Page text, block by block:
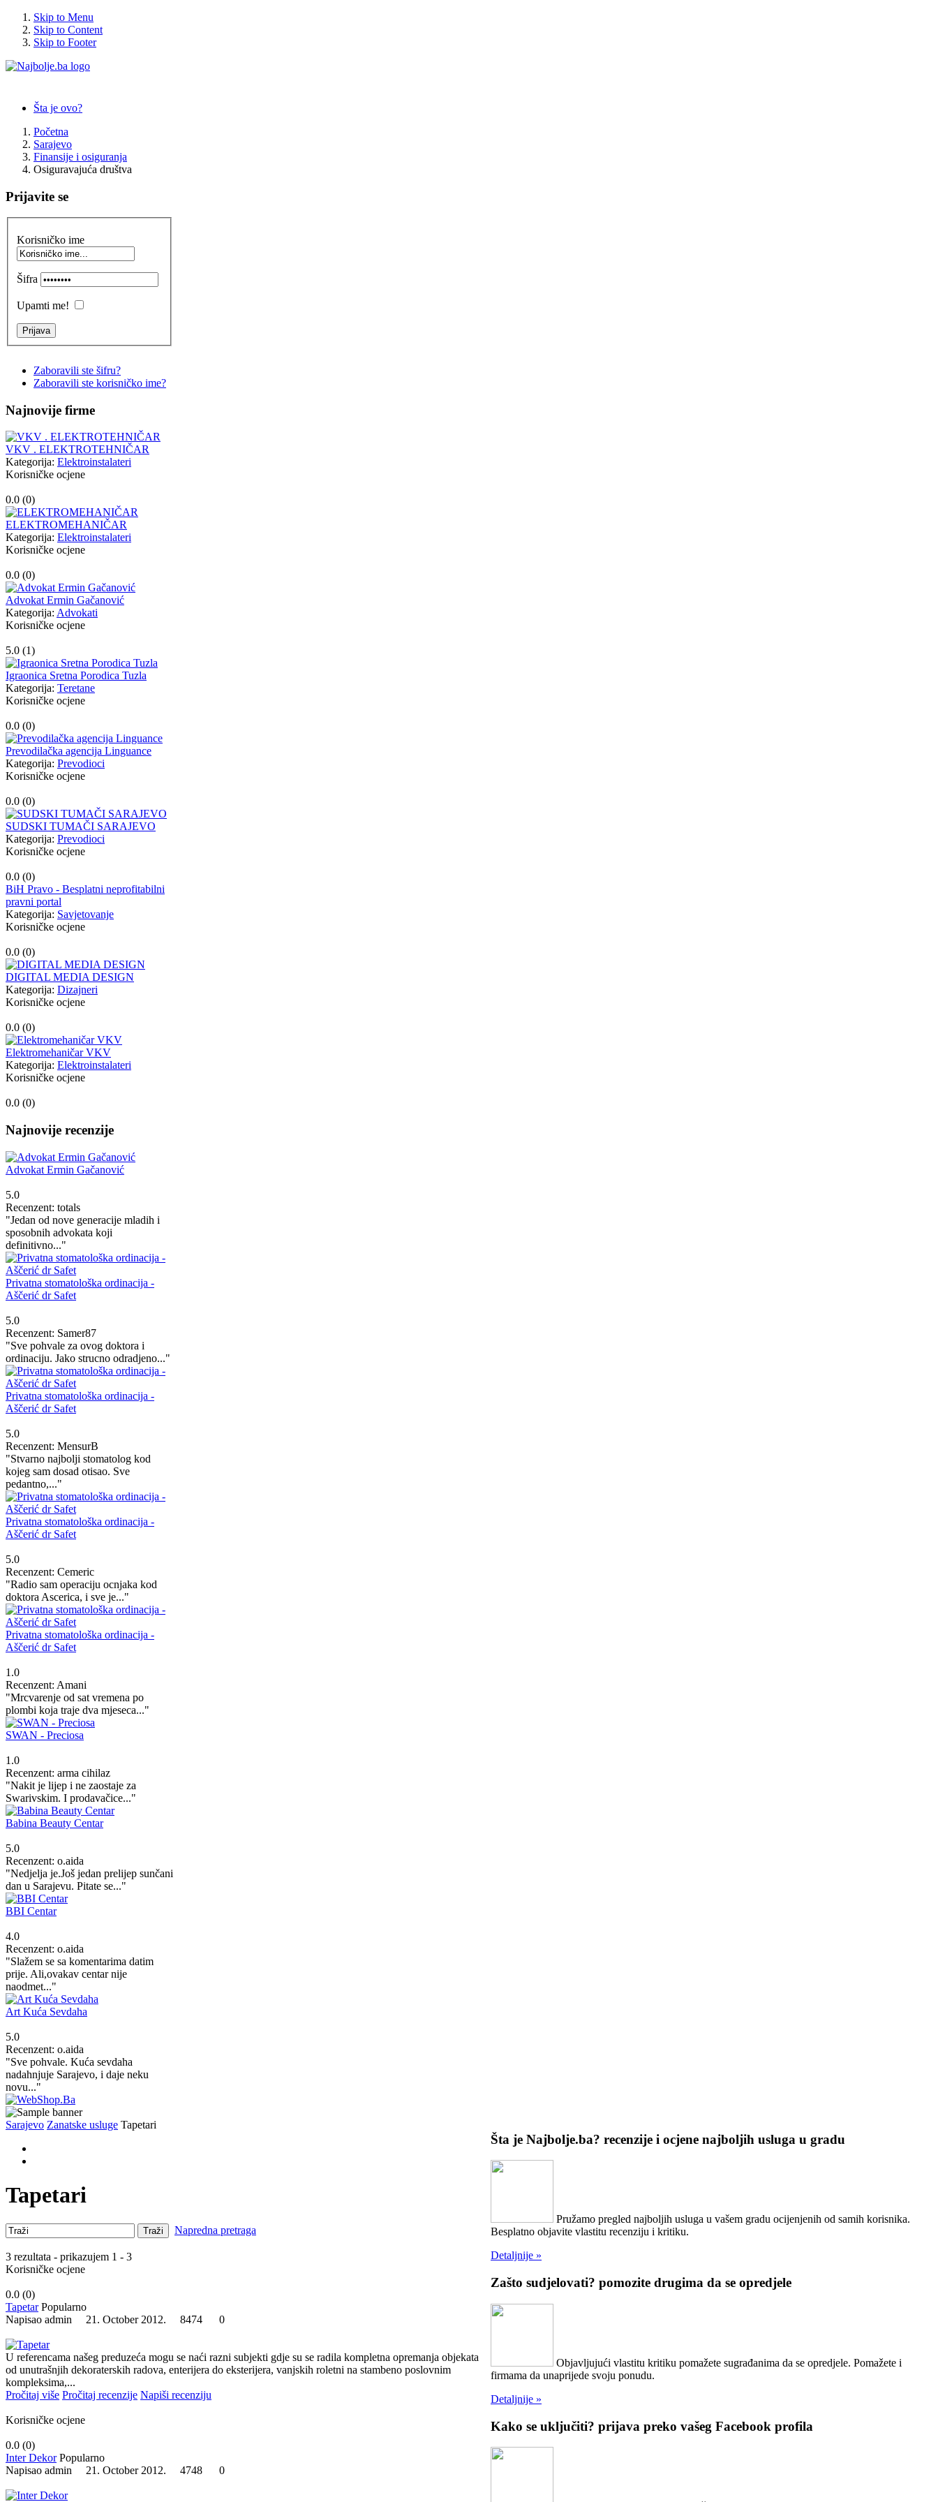
Skip to Menu
Skip to Content
Skip to Footer
Šta je ovo?
Početna
Sarajevo
Finansije i osiguranja
Osiguravajuća društva
Prijavite se
Korisničko ime
Šifra
Upamti me!
Zaboravili ste šifru?
Zaboravili ste korisničko ime?
Najnovije firme
VKV . ELEKTROTEHNIČAR
Kategorija: Elektroinstalateri
Korisničke ocjene
0.0 (0)
ELEKTROMEHANIČAR
Kategorija: Elektroinstalateri
Korisničke ocjene
0.0 (0)
Advokat Ermin Gačanović
Kategorija: Advokati
Korisničke ocjene
5.0 (1)
Igraonica Sretna Porodica Tuzla
Kategorija: Teretane
Korisničke ocjene
0.0 (0)
Prevodilačka agencija Linguance
Kategorija: Prevodioci
Korisničke ocjene
0.0 (0)
SUDSKI TUMAČI SARAJEVO
Kategorija: Prevodioci
Korisničke ocjene
0.0 (0)
BiH Pravo - Besplatni neprofitabilni
pravni portal
Kategorija: Savjetovanje
Korisničke ocjene
0.0 (0)
DIGITAL MEDIA DESIGN
Kategorija: Dizajneri
Korisničke ocjene
0.0 (0)
Elektromehaničar VKV
Kategorija: Elektroinstalateri
Korisničke ocjene
0.0 (0)
Najnovije recenzije
Advokat Ermin Gačanović
5.0
Recenzent: totals
"Jedan od nove generacije mladih i
sposobnih advokata koji
definitivno..."
Privatna stomatološka ordinacija -
Aščerić dr Safet
5.0
Recenzent: Samer87
"Sve pohvale za ovog doktora i
ordinaciju. Jako strucno odradjeno..."
Privatna stomatološka ordinacija -
Aščerić dr Safet
5.0
Recenzent: MensurB
"Stvarno najbolji stomatolog kod
kojeg sam dosad otisao. Sve
pedantno,..."
Privatna stomatološka ordinacija -
Aščerić dr Safet
5.0
Recenzent: Cemeric
"Radio sam operaciju ocnjaka kod
doktora Ascerica, i sve je..."
Privatna stomatološka ordinacija -
Aščerić dr Safet
1.0
Recenzent: Amani
"Mrcvarenje od sat vremena po
plombi koja traje dva mjeseca..."
SWAN - Preciosa
1.0
Recenzent: arma cihilaz
"Nakit je lijep i ne zaostaje za
Swarivskim. I prodavačice..."
Babina Beauty Centar
5.0
Recenzent: o.aida
"Nedjelja je.Još jedan prelijep sunčani
dan u Sarajevu. Pitate se..."
BBI Centar
4.0
Recenzent: o.aida
"Slažem se sa komentarima datim
prije. Ali,ovakav centar nije
naodmet..."
Art Kuća Sevdaha
5.0
Recenzent: o.aida
"Sve pohvale. Kuća sevdaha
nadahnjuje Sarajevo, i daje neku
novu..."
Sarajevo Zanatske usluge Tapetari
Tapetari
Traži Napredna pretraga
3 rezultata - prikazujem 1 - 3
Korisničke ocjene
0.0 (0)
Tapetar Popularno
Napisao admin 21. October 2012. 8474 0
U referencama našeg preduzeća mogu se naći razni subjekti gdje su se radila kompletna opremanja objekata
od unutrašnjih dekoraterskih radova, enterijera do eksterijera, vanjskih roletni na stambeno poslovnim
kompleksima,...
Pročitaj više Pročitaj recenzije Napiši recenziju
Korisničke ocjene
0.0 (0)
Inter Dekor Popularno
Napisao admin 21. October 2012. 4748 0
Šta je Najbolje.ba? recenzije i ocjene najboljih usluga u gradu
Pružamo pregled najboljih usluga u vašem gradu ocijenjenih od samih korisnika.
Besplatno objavite vlastitu recenziju i kritiku.
Detaljnije »
Zašto sudjelovati? pomozite drugima da se opredjele
Objavljujući vlastitu kritiku pomažete sugrađanima da se opredjele. Pomažete i
firmama da unaprijede svoju ponudu.
Detaljnije »
Kako se uključiti? prijava preko vašeg Facebook profila